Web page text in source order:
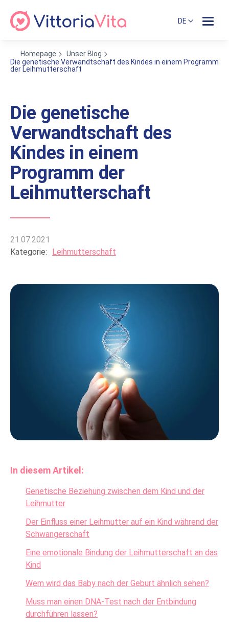
DE
Homepage
Unser Blog
Die genetische Verwandtschaft des Kindes in einem Programm
der Leihmutterschaft
Die genetische
Verwandtschaft des
Kindes in einem
Programm der
Leihmutterschaft
21.07.2021
Kategorie:
Leihmutterschaft
In diesem Artikel:
Genetische Beziehung zwischen dem Kind und der
Leihmutter
Der Einfluss einer Leihmutter auf ein Kind während der
Schwangerschaft
Eine emotionale Bindung der Leihmutterschaft an das
Kind
Wem wird das Baby nach der Geburt ähnlich sehen?
Muss man einen DNA-Test nach der Entbindung
durchführen lassen?